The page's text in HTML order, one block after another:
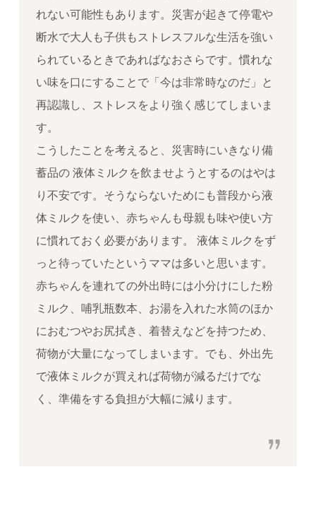
れない可能性もあります。災害が起きて停電や
断水で大人も子供もストレスフルな生活を強い
られているときであればなおさらです。慣れな
い味を口にすることで「今は非常時なのだ」と
再認識し、ストレスをより強く感じてしまいま
す。
こうしたことを考えると、災害時にいきなり備
蓄品の 液体ミルクを飲ませようとするのはやは
り不安です。そうならないためにも普段から液
体ミルクを使い、赤ちゃんも母親も味や使い方
に慣れておく必要があります。 液体ミルクをず
っと待っていたというママは多いと思います。
赤ちゃんを連れての外出時には小分けにした粉
ミルク、哺乳瓶数本、お湯を入れた水筒のほか
におむつやお尻拭き、着替えなどを持つため、
荷物が大量になってしまいます。でも、外出先
で液体ミルクが買えれば荷物が減るだけでな
く、準備をする負担が大幅に減ります。